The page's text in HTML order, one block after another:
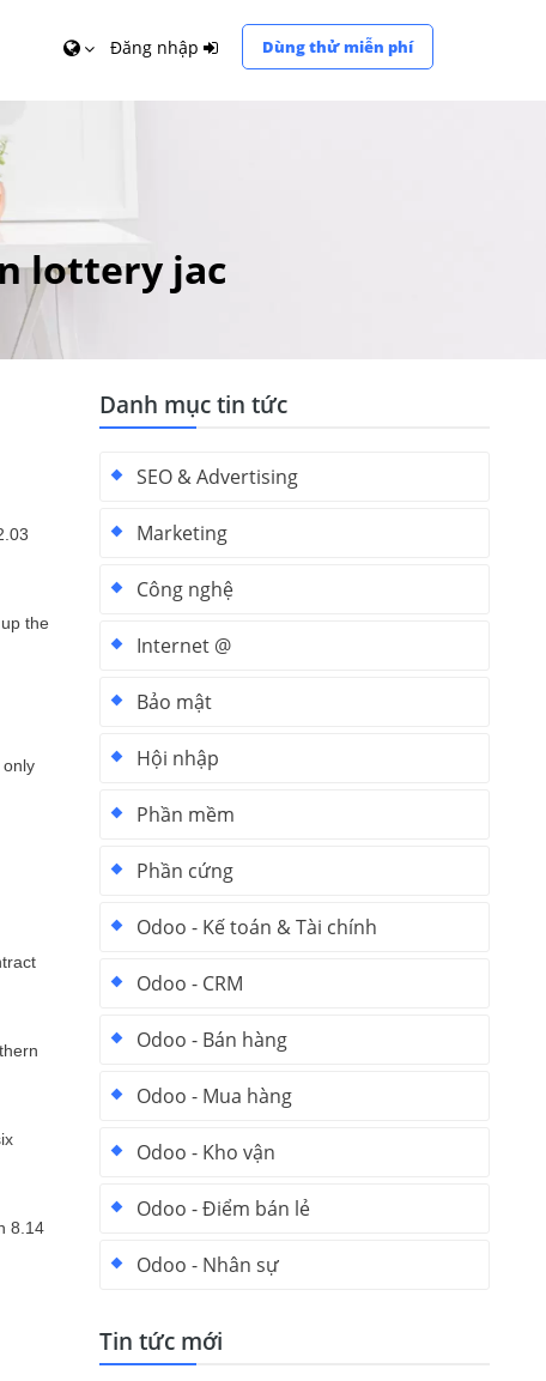
Đăng nhập Dùng thử miễn phí
lottery jac
the
8.14
Danh mục tin tức
SEO & Advertising
Marketing
Công nghệ
Internet @
Bảo mật
Hội nhập
Phần mềm
Phần cứng
Odoo - Kế toán & Tài chính
Odoo - CRM
Odoo - Bán hàng
Odoo - Mua hàng
Odoo - Kho vận
Odoo - Điểm bán lẻ
Odoo - Nhân sự
Tin tức mới